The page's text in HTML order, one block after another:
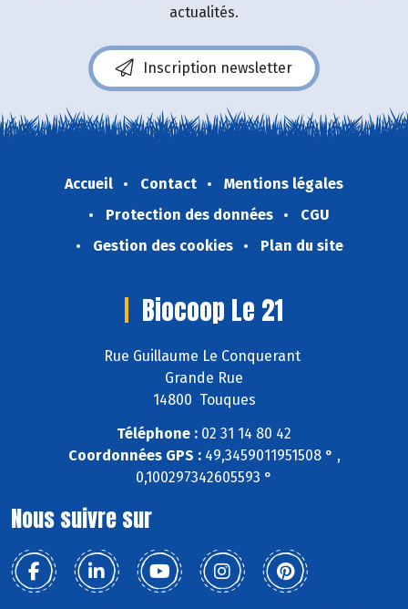
actualités.
Inscription newsletter
Accueil Contact
Mentions légales
Protection des données
CGU
Gestion des cookies
Plan du site
Biocoop Le 21
Rue Guillaume Le Conquerant
Grande Rue
14800 Touques
Téléphone : 02 31 14 80 42
Coordonnées GPS :49,3459011951508 ° ,
0,100297342605593 °
Nous suivre sur